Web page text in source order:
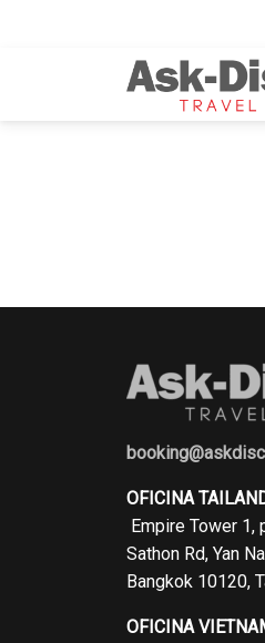
OFICINA
Empire Tower 1,
Sathon Rd, Yan
Bangkok 10120,
OFICINA